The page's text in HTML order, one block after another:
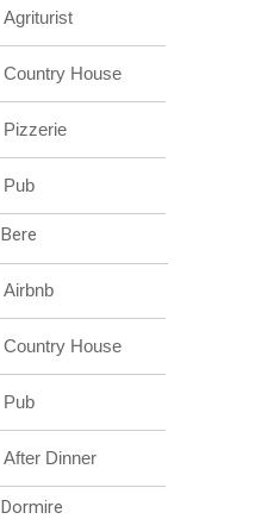
Agriturist
Country House
Pizzerie
Pub
Bere
Airbnb
Country House
Pub
After Dinner
Dormire